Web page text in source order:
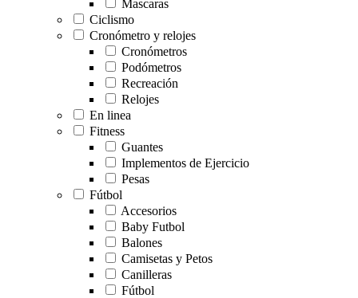
Mascaras
Ciclismo
Cronómetro y relojes
Cronómetros
Podómetros
Recreación
Relojes
En linea
Fitness
Guantes
Implementos de Ejercicio
Pesas
Fútbol
Accesorios
Baby Futbol
Balones
Camisetas y Petos
Canilleras
Fútbol